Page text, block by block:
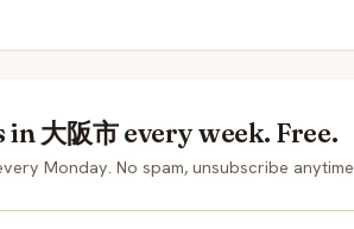
大阪市 every week. Free.
Monday. No spam, unsubscribe anytime.